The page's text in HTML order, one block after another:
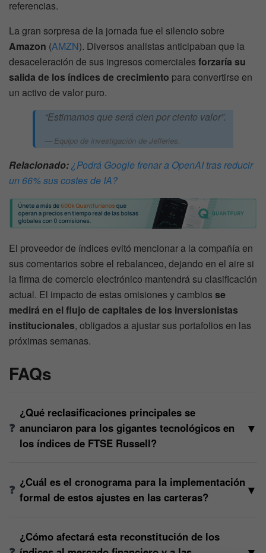
referencias.
La gran sorpresa de la jornada fue el silencio sobre
Amazon (AMZN). Diversos analistas anticipaban que la
desaceleración de sus ingresos comercialesforzaría su
salida de los índices de crecimiento para convertirse en
un activo de valor puro.
“Estimamos que será cien por ciento valor”.
Equipo de investigación de Jefferies.
Relacionado:¿Podrá Google frenar a OpenAI tras reducir
un 66% sus costes de IA?
El proveedor de índices evitó mencionar a la compañía en
sus comentarios sobre el rebalanceo, dejando en el aire si
la firma de comercio electrónico mantendrá su clasificación
actual. El impacto de estas omisiones y cambiosse
medirá en el flujo de capitales de los inversionistas
institucionales, obligados a ajustar sus portafolios en las
próximas semanas.
FAQs
¿Qué reclasificaciones principales se
anunciaron para los gigantes tecnológicos en
los índices de FTSE Russell?
▼
¿Cuál es el cronograma para la implementación
formal de estos ajustes en las carteras?
▼
¿Cómo afectará esta reconstitución de los